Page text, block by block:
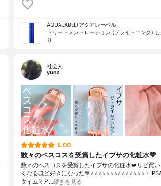
AQUALABEL(アクアレーベル)
トリートメントローション (ブライトニング) し
り
社会人
yuna
5.00
数々のベスコスを受賞したイプサの化粧水💙
数々のベスコスを受賞したイプサの化粧水👑リピ買い
くなるほど好きになった💙⭐️⭐️⭐️⭐️⭐️⭐️⭐️⭐️⭐️⭐️⭐️⭐️⭐️⭐️・
タイムR ア…続きを見る